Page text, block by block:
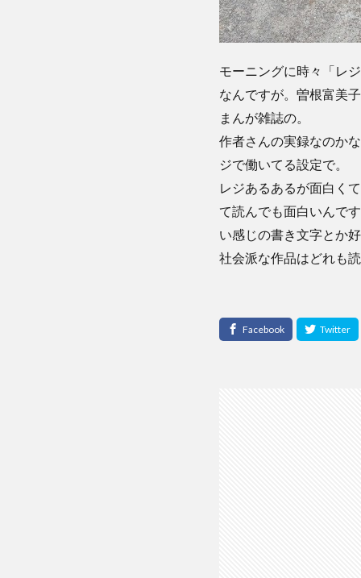
モーニングに時々「レ
なんですが。曽根富美
まんが雑誌の。
作者さんの実録なのか
ジで働いてる設定で。
レジあるあるが面白く
て読んでも面白いんで
い感じの書き文字とか
社会派な作品はどれも